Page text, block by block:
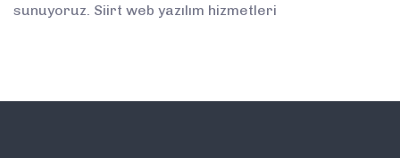
sunuyoruz. Siirt web yazılım hizmetleri